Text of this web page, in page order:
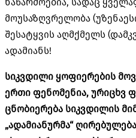
მოუსაზღვრელობა
შესატყვის აღმქმელს
ადამიანს!
სიკვდილი ყოფიერების
ერთი ფენომენია, ურიცხვ
ცნობიერება სიკვდილის
„ადამიანურმა“